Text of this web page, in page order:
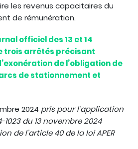
les revenus capacitaires du
de rémunération.
officiel des 13 et 14
trois arrêtés précisant
de l’obligation de
de stationnement et
2024 pris pour l’application
du 13 novembre 2024
de l’article 40 de la loi APER